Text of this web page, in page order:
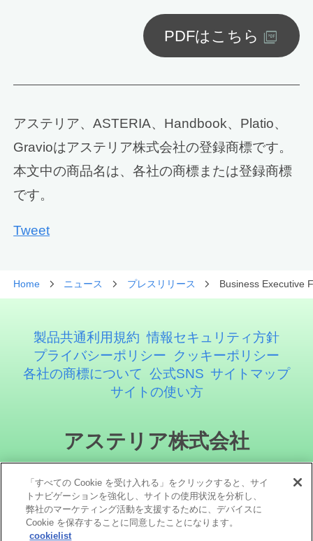
PDFはこちら
アステリア、ASTERIA、Handbook、Platio、
Gravioはアステリア株式会社の登録商標です。
本文中の商品名は、各社の商標または登録商標
です。
Tweet
Home ニュース プレスリリース Business Executive
製品共通利用規約 情報セキュリティ方針
プライバシーポリシー
クッキーポリシー
各社の商標について 公式SNS サイトマップ
サイトの使い方
アステリア株式会社
「すべての Cookie を受け入れる」をクリックすると、サイ
トナビゲーションを強化し、サイトの使用状況を分析し、
弊社のマーケティング活動を支援するために、デバイスに
Cookie を保存することに同意したことになります。
cookielist